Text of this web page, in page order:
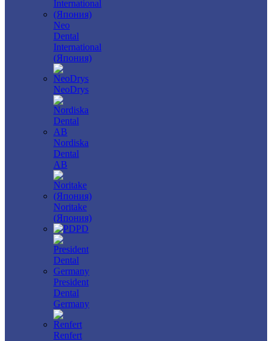
Neo
Dental
International
(Япония)
NeoDrys
Nordiska
Dental
AB
Noritake
(Япония)
PD
President
Dental
Germany
Renfert